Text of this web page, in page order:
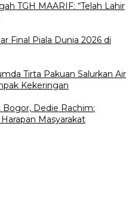
TGH MAARIF: “Telah Lahir
Final Piala Dunia 2026 di
Tirta Pakuan Salurkan Air
Kekeringan
Dedie Rachim:
Masyarakat